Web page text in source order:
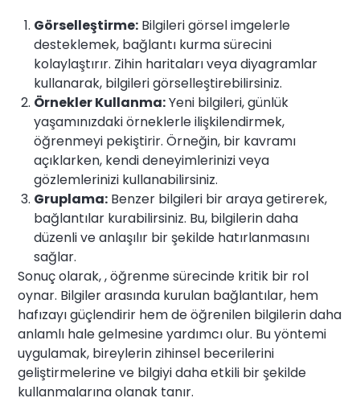
Görselleştirme: Bilgileri görsel imgelerle
desteklemek, bağlantı kurma sürecini
kolaylaştırır. Zihin haritaları veya diyagramlar
kullanarak, bilgileri görselleştirebilirsiniz.
Örnekler Kullanma:Yeni bilgileri, günlük
yaşamınızdaki örneklerle ilişkilendirmek,
öğrenmeyi pekiştirir. Örneğin, bir kavramı
açıklarken, kendi deneyimlerinizi veya
gözlemlerinizi kullanabilirsiniz.
Gruplama: Benzer bilgileri bir araya getirerek,
bağlantılar kurabilirsiniz. Bu, bilgilerin daha
düzenli ve anlaşılır bir şekilde hatırlanmasını
sağlar.
Sonuç olarak, , öğrenme sürecinde kritik bir rol
oynar. Bilgiler arasında kurulan bağlantılar, hem
hafızayı güçlendirir hem de öğrenilen bilgilerin daha
anlamlı hale gelmesine yardımcı olur. Bu yöntemi
uygulamak, bireylerin zihinsel becerilerini
geliştirmelerine ve bilgiyi daha etkili bir şekilde
kullanmalarına olanak tanır.